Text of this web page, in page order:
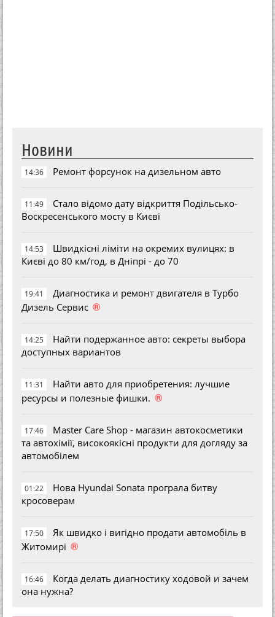
Новини
14:36 Ремонт форсунок на дизельном авто
11:49
Стало відомо дату відкриття Подільсько-
Воскресенського мосту в Києві
14:53
Швидкісні ліміти на окремих вулицях: в
Києві до 80 км/год, в Дніпрі - до 70
19:41
Диагностика и ремонт двигателя в Турбо
Дизель Сервис ®
14:25
Найти подержанное авто: секреты выбора
доступных вариантов
11:31
Найти авто для приобретения: лучшие
ресурсы и полезные фишки. ®
17:46
Master Care Shop - магазин автокосметики
та автохімії, високоякісні продукти для догляду за
автомобілем
01:22
Нова Hyundai Sonata програла битву
кросоверам
17:50
Як швидко і вигідно продати автомобіль в
Житомирі ®
16:46
Когда делать диагностику ходовой и зачем
она нужна?